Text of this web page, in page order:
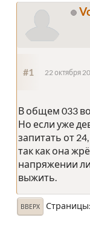
#1 22 октября
В общем 033
Но если уже
запитать от
так как она
напряжении
выжить.
ВВЕРХ Страницы